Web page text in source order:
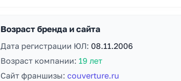
Возраст бренда и сайта
Дата регистрации ЮЛ: 08.11.2006
Возраст компании: 19 лет
Сайт франшизы: couverture.ru